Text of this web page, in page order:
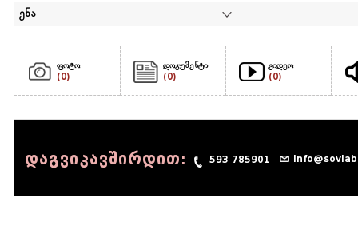
ენა
ფოტო
(0)
დოკუმენტი
(0)
ვიდეო
(0)
დაგვიკავშირდით: 593 785901